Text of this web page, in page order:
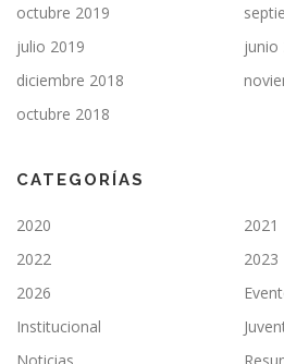
octubre 2019
julio 2019
junio
diciembre 2018
octubre 2018
CATEGORÍAS
2020
2021
2022
2023
2026
Institucional